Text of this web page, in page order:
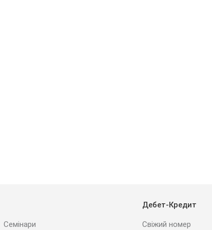
Семінари
Дебет-Кредит
Свіжий номер